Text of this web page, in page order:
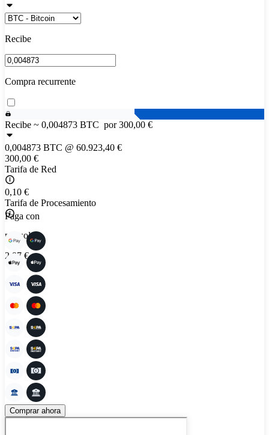
Recibe
Compra recurrente
Recibe ~ 0,004873 BTC por 300,00 €
0,004873 BTC @ 60.923,40 €
300,00 €
Tarifa de Red
0,10 €
Tarifa de Procesamiento
por solo
2,97 €
Paga con
Comprar ahora